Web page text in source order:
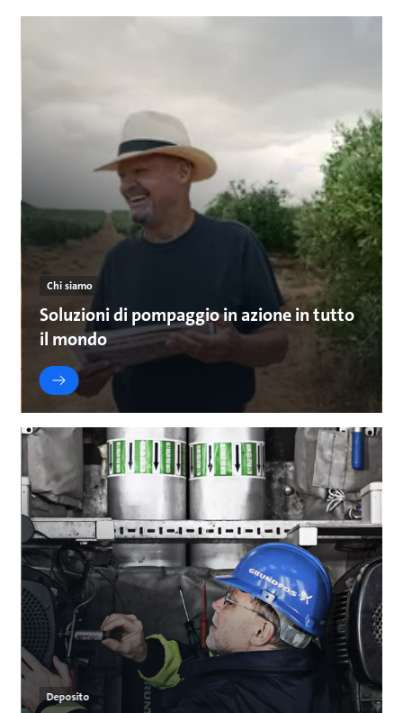
Chi siamo
Soluzioni di pompaggio in azione in tutto
il mondo
Deposito